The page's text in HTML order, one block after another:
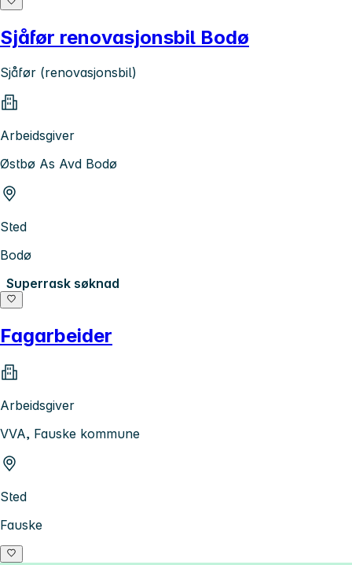
Sjåfør renovasjonsbil Bodø
Sjåfør (renovasjonsbil)
Arbeidsgiver
Østbø As Avd Bodø
Sted
Bodø
Superrask søknad
Fagarbeider
Arbeidsgiver
VVA, Fauske kommune
Sted
Fauske